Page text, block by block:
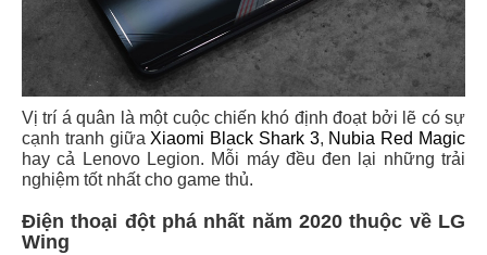
Vị trí á quân là một cuộc chiến khó định đoạt bởi lẽ có sự
cạnh tranh giữa Xiaomi Black Shark 3, Nubia Red Magic
hay cả Lenovo Legion. Mỗi máy đều đen lại những trải
nghiệm tốt nhất cho game thủ.
Điện thoại đột phá nhất năm 2020 thuộc về LG
Wing